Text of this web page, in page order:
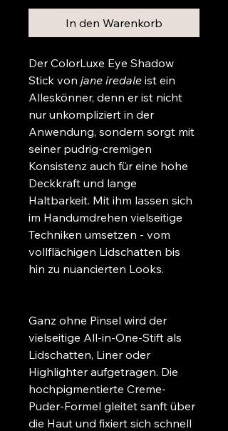
In den Warenkorb
Der ColorLuxe Eye Shadow
Stick von jane iredale ist ein
Alleskönner, denn er ist nicht
nur unkompliziert in der
Anwendung, sondern sorgt mit
seiner pudrig-cremigen
Konsistenz auch für eine hohe
Deckkraft und lange
Haltbarkeit. Mit ihm lassen sich
im Handumdrehen vielseitige
Techniken umsetzen - vom
vollflächigen Lidschatten bis
hin zu nuancierten Looks.
Ganz ohne Pinsel wird der
vielseitige All-in-One-Stift als
Lidschatten, Liner oder
Highlighter aufgetragen. Die
hochpigmentierte Creme-
Puder-Formel gleitet sanft über
die Haut und fixiert sich schnell